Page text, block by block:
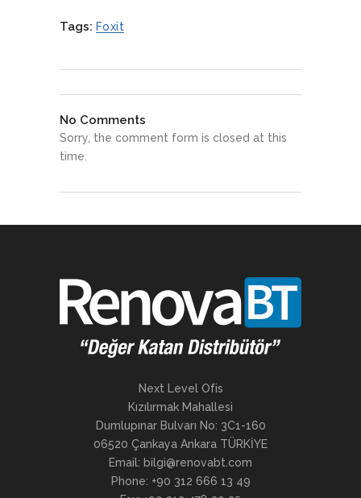
Tags: Foxit
No Comments
Sorry, the comment form is closed at this
time.
Next Level Ofis
Kızılırmak Mahallesi
Dumlupınar Bulvarı No: 3C1-160
06520 Çankaya Ankara TÜRKİYE
Email: bilgi@renovabt.com
Phone: +90 312 666 13 49